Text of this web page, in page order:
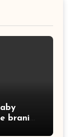
brani